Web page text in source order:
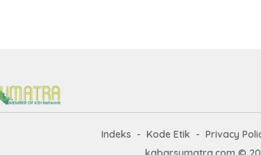
Indeks Kode Etik Privacy